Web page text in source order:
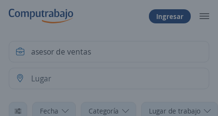
Ingresar
Fecha Categoría Lugar de trabajo